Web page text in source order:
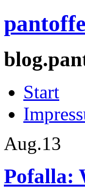
Start
Aug.13
Pofalla: